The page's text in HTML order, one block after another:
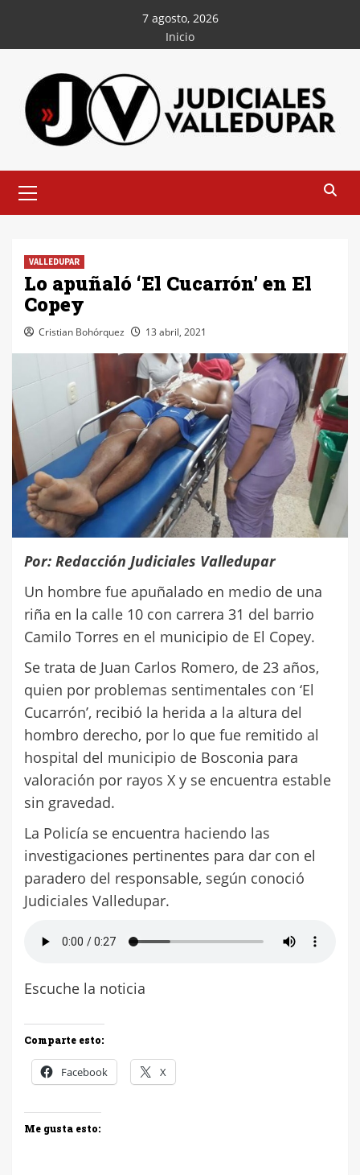
contenido
7 agosto, 2026
Inicio
principal
VALLEDUPAR
Lo apuñaló ‘El Cucarrón’ en El
Copey
Cristian Bohórquez 13 abril, 2021
Por: Redacción Judiciales Valledupar
Un hombre fue apuñalado en medio de una
riña en la calle 10 con carrera 31 del barrio
Camilo Torres en el municipio de El Copey.
Se trata de Juan Carlos Romero, de 23 años,
quien por problemas sentimentales con ‘El
Cucarrón’, recibió la herida a la altura del
hombro derecho, por lo que fue remitido al
hospital del municipio de Bosconia para
valoración por rayos X y se encuentra estable
sin gravedad.
La Policía se encuentra haciendo las
investigaciones pertinentes para dar con el
paradero del responsable, según conoció
Judiciales Valledupar.
Escuche la noticia
Comparte esto:
Facebook X
Me gusta esto: